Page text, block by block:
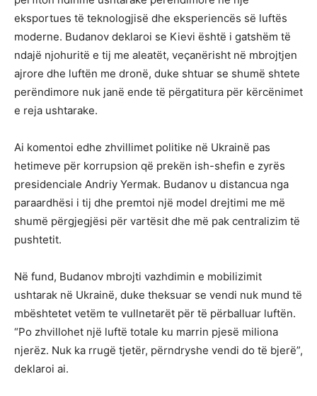
eksportues të teknologjisë dhe eksperiencës së luftës
moderne. Budanov deklaroi se Kievi është i gatshëm të
ndajë njohuritë e tij me aleatët, veçanërisht në mbrojtjen
ajrore dhe luftën me dronë, duke shtuar se shumë shtete
perëndimore nuk janë ende të përgatitura për kërcënimet
e reja ushtarake.
Ai komentoi edhe zhvillimet politike në Ukrainë pas
hetimeve për korrupsion që prekën ish-shefin e zyrës
presidenciale Andriy Yermak. Budanov u distancua nga
paraardhësi i tij dhe premtoi një model drejtimi me më
shumë përgjegjësi për vartësit dhe më pak centralizim të
pushtetit.
Në fund, Budanov mbrojti vazhdimin e mobilizimit
ushtarak në Ukrainë, duke theksuar se vendi nuk mund të
mbështetet vetëm te vullnetarët për të përballuar luftën.
“Po zhvillohet një luftë totale ku marrin pjesë miliona
njerëz. Nuk ka rrugë tjetër, përndryshe vendi do të bjerë”,
deklaroi ai.